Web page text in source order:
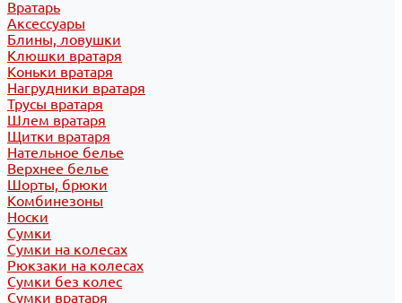
Вратарь
Аксессуары
Блины, ловушки
Клюшки вратаря
Коньки вратаря
Нагрудники вратаря
Трусы вратаря
Шлем вратаря
Щитки вратаря
Нательное белье
Верхнее белье
Шорты, брюки
Комбинезоны
Носки
Сумки
Сумки на колесах
Рюкзаки на колесах
Сумки без колес
Сумки вратаря